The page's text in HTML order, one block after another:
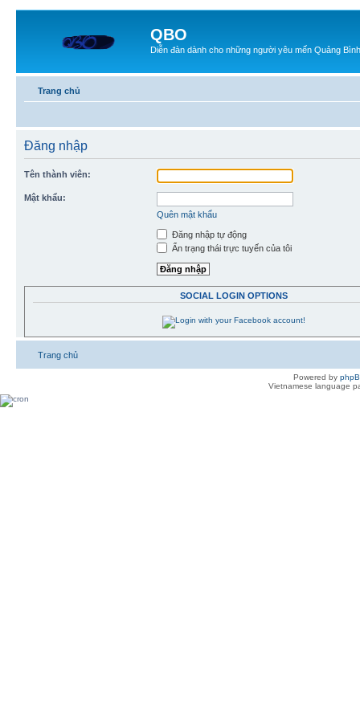
QBO
Diễn đàn dành cho những người yêu mến Quảng Bình
Trang chủ
Đăng nhập
Tên thành viên:
Mật khẩu:
Quên mật khẩu
Đăng nhập tự động
Ẩn trạng thái trực tuyến của tôi
SOCIAL LOGIN OPTIONS
Trang chủ
Powered by
Vietnamese language